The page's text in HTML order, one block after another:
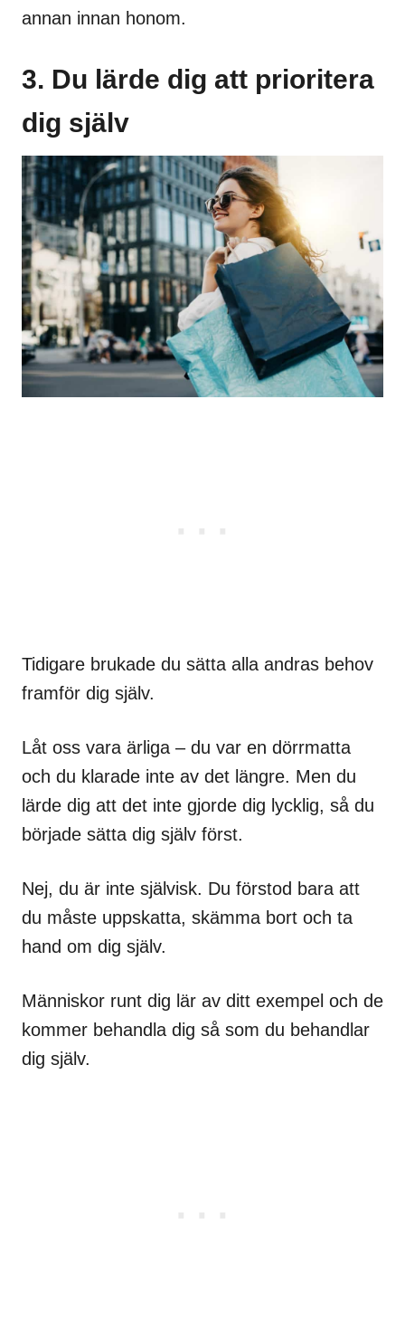
annan innan honom.
3. Du lärde dig att prioritera
dig själv
Tidigare brukade du sätta alla andras behov
framför dig själv.
Låt oss vara ärliga – du var en dörrmatta
och du klarade inte av det längre. Men du
lärde dig att det inte gjorde dig lycklig, så du
började sätta dig själv först.
Nej, du är inte självisk. Du förstod bara att
du måste uppskatta, skämma bort och ta
hand om dig själv.
Människor runt dig lär av ditt exempel och de
kommer behandla dig så som du behandlar
dig själv.